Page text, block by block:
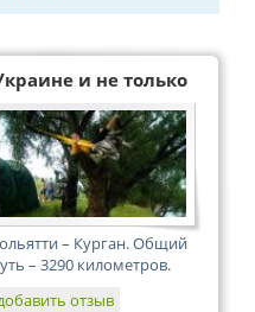
и не только
– Курган. Общий
– 3290 километров.
отзыв